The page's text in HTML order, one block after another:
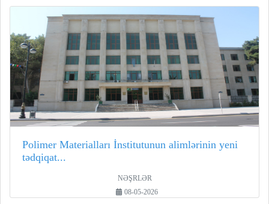
Polimer Materialları İnstitutunun alimlərinin yeni
tədqiqat...
NƏŞRLƏR
08-05-2026